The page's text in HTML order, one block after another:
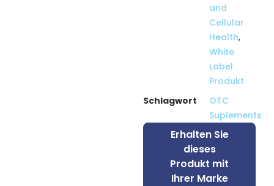
and
Cellular
Health,
White
Label
Produkt
Schlagwort
OTC
Suplements
Erhalten Sie
dieses
Produkt mit
Ihrer Marke